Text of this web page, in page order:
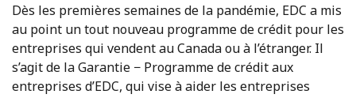
Dès les premières semaines de la pandémie, EDC a mis
au point un tout nouveau programme de crédit pour les
entreprises qui vendent au Canada ou à l’étranger. Il
s’agit de la Garantie − Programme de crédit aux
entreprises d’EDC, qui vise à aider les entreprises